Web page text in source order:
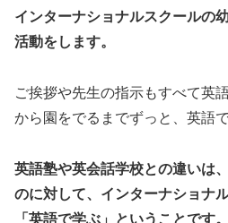
インターナショナルスクールの
活動をします。
ご挨拶や先生の指示もすべて英
から園をでるまでずっと、英語
英語塾や英会話学校との違いは
のに対して、インターナショナ
「英語で学ぶ」ということです。